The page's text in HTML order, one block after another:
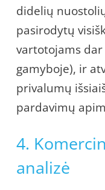
didelių
pasirodytų
vartotojams
gamyboje), ir
privalumų
pardavimų
4.
analizė